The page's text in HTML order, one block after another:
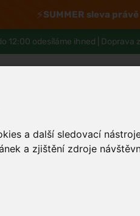
a další sledovací
a zjištění zdroje
⚡SUMMER sleva
12:00 odesíláme ihned | Doprava
Tělo a hygiena Děti